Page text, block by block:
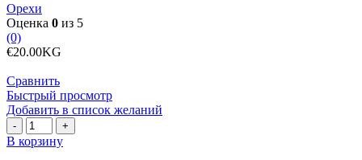
Орехи
Оценка 0 из 5
(0)
€20.00KG
Сравнить
Быстрый просмотр
Добавить в список желаний
Количество
товара
Бобы
В корзину